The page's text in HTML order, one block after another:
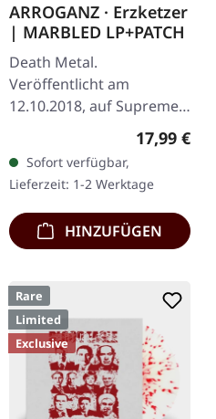
ARROGANZ · Erzketzer
| MARBLED LP+PATCH
Death Metal.
Veröffentlicht am
12.10.2018, auf Supreme
Transparent rot mit
schwarz marmoriert und
Erzketzer Patch, limitiert
auf 100…
Regulärer
17,99 €
Sofort verfügbar,
Lieferzeit: 1-2 Werktage
HINZUFÜGEN
Rare
Limited
Exclusive